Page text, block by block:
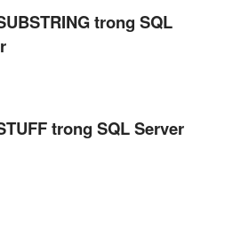
trong SQL
trong SQL Server